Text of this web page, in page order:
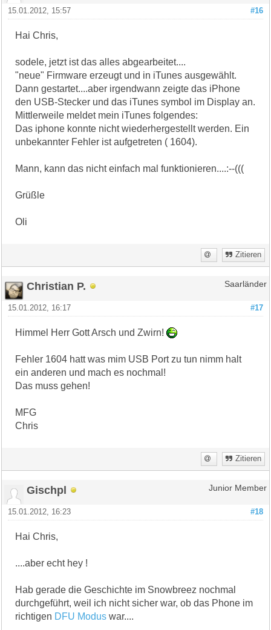
#16
15.01.2012, 15:57
Hai Chris,
sodele, jetzt ist das alles abgearbeitet....
"neue" Firmware erzeugt und in iTunes ausgewählt.
Dann gestartet....aber irgendwann zeigte das iPhone
den USB-Stecker und das iTunes symbol im Display an.
Mittlerweile meldet mein iTunes folgendes:
Das iphone konnte nicht wiederhergestellt werden. Ein
unbekannter Fehler ist aufgetreten ( 1604).
Mann, kann das nicht einfach mal funktionieren....:--(((
Grüßle
Oli
Zitieren
Christian P. Saarländer
#17
15.01.2012, 16:17
Himmel Herr Gott Arsch und Zwirn!
Fehler 1604 hatt was mim USB Port zu tun nimm halt
ein anderen und mach es nochmal!
Das muss gehen!
MFG
Chris
Zitieren
Gischpl Junior Member
#18
15.01.2012, 16:23
Hai Chris,
....aber echt hey !
Hab gerade die Geschichte im Snowbreez nochmal
durchgeführt, weil ich nicht sicher war, ob das Phone im
richtigen DFU Modus war....